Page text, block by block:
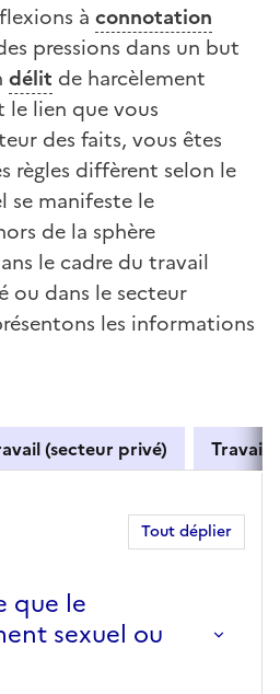
à connotation
pressions dans un but
délit de harcèlement
le lien que vous
des faits, vous êtes
règles diffèrent selon le
se manifeste le
de la sphère
le cadre du travail
ou dans le secteur
les informations
(secteur privé) Travail
Tout déplier
que le
sexuel ou